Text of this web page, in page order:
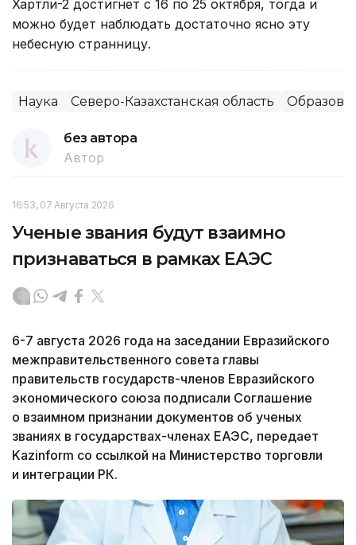
Хартли-2 достигнет с 16 по 25 октября, тогда и
можно будет наблюдать достаточно ясно эту
небесную странницу.
Наука Северо-Казахстанская область
без автора
Автор
16:53, 07 Августа 2026
Ученые звания будут взаимно
признаваться в рамках ЕАЭС
6-7 августа 2026 года на заседании Евразийского
межправительственного совета главы
правительств государств-членов Евразийского
экономического союза подписали Соглашение
о взаимном признании документов об ученых
званиях в государствах-членах ЕАЭС, передает
Kazinform со ссылкой на Министерство торговли
и интеграции РК.